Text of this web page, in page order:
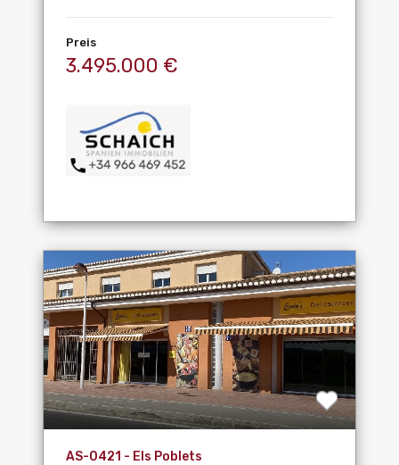
Preis
3.495.000 €
AS-0421 - Els Poblets